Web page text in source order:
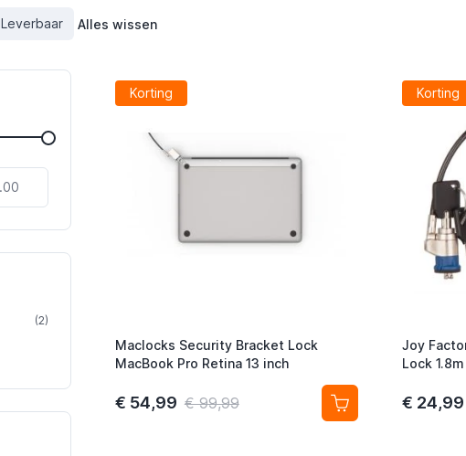
Leverbaar Alles wissen
(2)product
Korting
Maclocks Security Bracket Lock
MacBook Pro Retina 13 inch
€ 54,99 € 99,99
Korting
Joy
Lock 1.8m
€ 24,99